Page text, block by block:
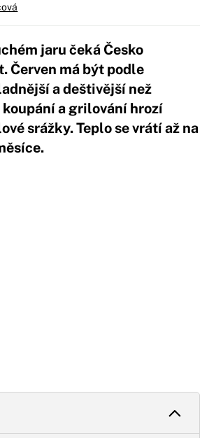
jaru čeká Česko
Červen má být podle
a deštivější než
a grilování hrozí
srážky. Teplo se vrátí až na